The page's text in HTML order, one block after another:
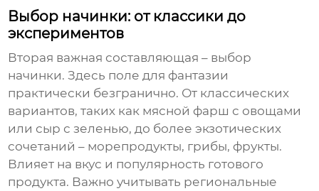
Выбор начинки: от классики до
экспериментов
Вторая важная составляющая – выбор
начинки. Здесь поле для фантазии
практически безгранично. От классических
вариантов, таких как мясной фарш с овощами
или сыр с зеленью, до более экзотических
сочетаний – морепродукты, грибы, фрукты.
Влияет на вкус и популярность готового
продукта. Важно учитывать региональные